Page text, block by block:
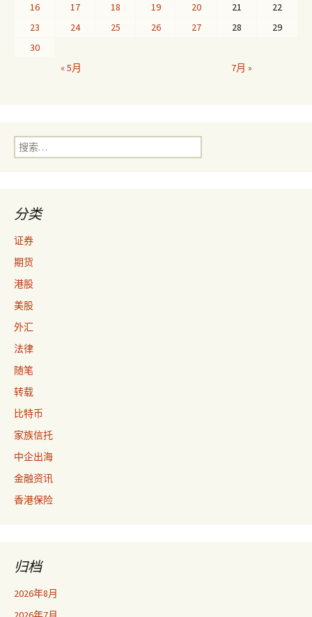
16
17 18 19 20 21
22
23
24 25 26 27 28
29
30
« 5月
7月 »
搜
索：
分类
证券
期货
港股
美股
外汇
法律
随笔
转载
比特币
家族信托
中企出海
金融资讯
香港保险
归档
2026年8月